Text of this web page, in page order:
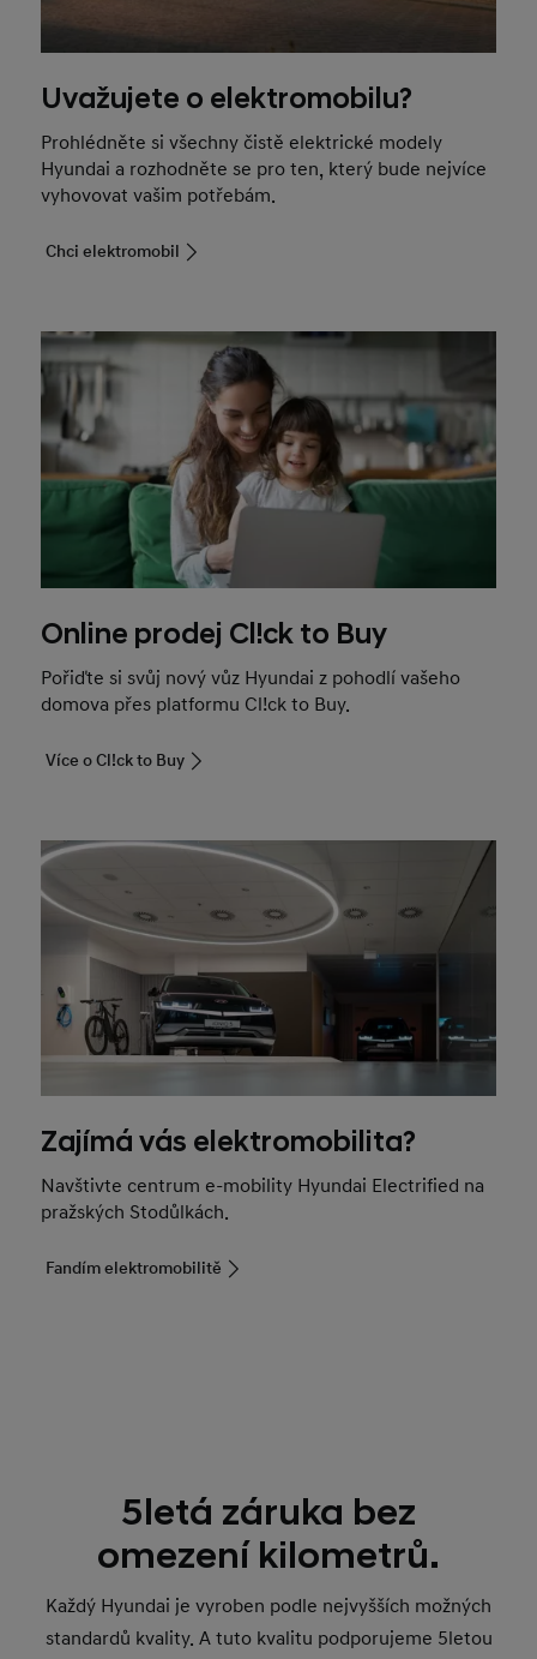
Uvažujete o elektromobilu?
Prohlédněte si všechny čistě elektrické modely
Hyundai a rozhodněte se pro ten, který bude nejvíce
vyhovovat vašim potřebám.
Chci elektromobil
Online prodej Cl!ck to Buy
Pořiďte si svůj nový vůz Hyundai z pohodlí vašeho
domova přes platformu Cl!ck to Buy.
Více o Cl!ck to Buy
Zajímá vás elektromobilita?
Navštivte centrum e-mobility Hyundai Electrified na
pražských Stodůlkách.
Fandím elektromobilitě
5letá záruka bez
omezení kilometrů.
Každý Hyundai je vyroben podle nejvyšších možných
standardů kvality. A tuto kvalitu podporujeme 5letou